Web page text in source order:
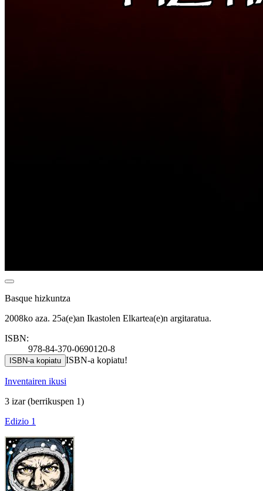
Basque hizkuntza
2008ko aza. 25a(e)an Ikastolen Elkartea(e)n argitaratua.
ISBN:
978-84-370-0690120-8
ISBN-a kopiatu ISBN-a kopiatu!
Inventairen ikusi
3 izar(berrikuspen 1)
Edizio 1